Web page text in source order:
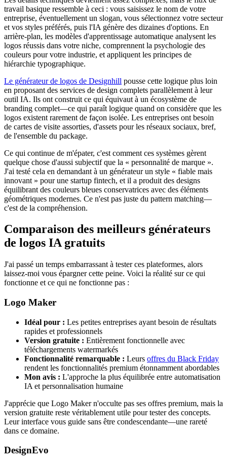
travail basique ressemble à ceci : vous saisissez le nom de votre
entreprise, éventuellement un slogan, vous sélectionnez votre secteur
et vos styles préférés, puis l'IA génère des dizaines d'options. En
arrière-plan, les modèles d'apprentissage automatique analysent les
logos réussis dans votre niche, comprennent la psychologie des
couleurs pour votre industrie, et appliquent les principes de
hiérarchie typographique.
Le générateur de logos de Designhill pousse cette logique plus loin
en proposant des services de design complets parallèlement à leur
outil IA. Ils ont construit ce qui équivaut à un écosystème de
branding complet—ce qui paraît logique quand on considère que les
logos existent rarement de façon isolée. Les entreprises ont besoin
de cartes de visite assorties, d'assets pour les réseaux sociaux, bref,
de l'ensemble du package.
Ce qui continue de m'épater, c'est comment ces systèmes gèrent
quelque chose d'aussi subjectif que la « personnalité de marque ».
J'ai testé cela en demandant à un générateur un style « fiable mais
innovant » pour une startup fintech, et il a produit des designs
équilibrant des couleurs bleues conservatrices avec des éléments
géométriques modernes. Ce n'est pas juste du pattern matching—
c'est de la compréhension.
Comparaison des meilleurs générateurs
de logos IA gratuits
J'ai passé un temps embarrassant à tester ces plateformes, alors
laissez-moi vous épargner cette peine. Voici la réalité sur ce qui
fonctionne et ce qui ne fonctionne pas :
Logo Maker
Idéal pour : Les petites entreprises ayant besoin de résultats
rapides et professionnels
Version gratuite : Entièrement fonctionnelle avec
téléchargements watermarkés
Fonctionnalité remarquable : Leurs offres du Black Friday
rendent les fonctionnalités premium étonnamment abordables
Mon avis : L'approche la plus équilibrée entre automatisation
IA et personnalisation humaine
J'apprécie que Logo Maker n'occulte pas ses offres premium, mais la
version gratuite reste véritablement utile pour tester des concepts.
Leur interface vous guide sans être condescendante—une rareté
dans ce domaine.
DesignEvo